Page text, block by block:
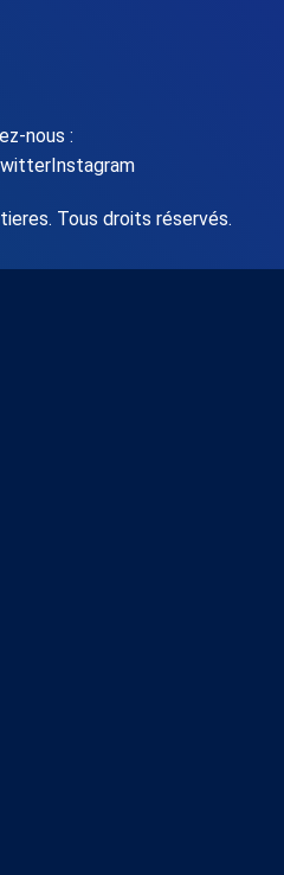
nous :
Instagram
Tous droits réservés.